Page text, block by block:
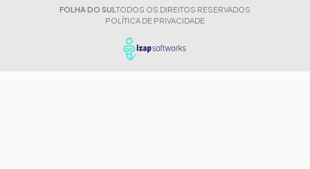
FOLHA DO SUL TODOS OS DIREITOS RESERVADOS
POLÍTICA DE PRIVACIDADE